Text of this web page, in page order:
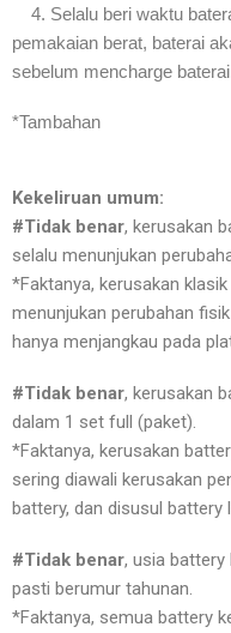
4. Selalu beri waktu
pemakaian berat, baterai
sebelum mencharge
*Tambahan
Kekeliruan umum:
#Tidak benar, kerusakan
selalu menunjukan
*Faktanya, kerusakan
menunjukan perubahan
hanya menjangkau pada
#Tidak benar, kerusakan
dalam 1 set full (paket).
*Faktanya, kerusakan
sering diawali kerusakan
battery, dan disusul battery
#Tidak benar, usia battery
pasti berumur tahunan.
*Faktanya, semua battery